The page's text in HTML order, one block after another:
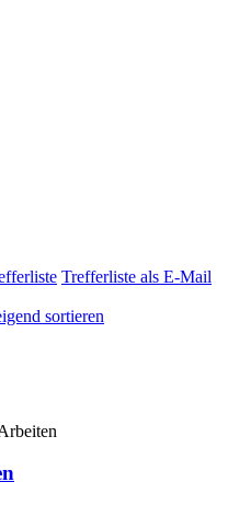
Trefferliste als E-Mail
sortieren